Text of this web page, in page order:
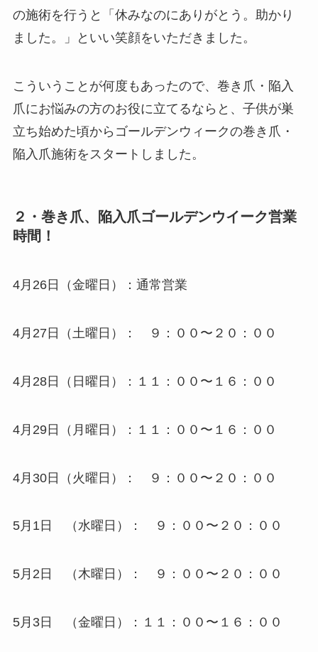
の施術を行うと「休みなのにありがとう。助かり
ました。」といい笑顔をいただきました。
こういうことが何度もあったので、巻き爪・陥入
爪にお悩みの方のお役に立てるならと、子供が巣
立ち始めた頃からゴールデンウィークの巻き爪・
陥入爪施術をスタートしました。
２・巻き爪、陥入爪ゴールデンウイーク営業
時間！
4月26日（金曜日）：通常営業
4月27日（土曜日）： ９：００〜２０：００
4月28日（日曜日）：１１：００〜１６：００
4月29日（月曜日）：１１：００〜１６：００
4月30日（火曜日）： ９：００〜２０：００
5月1日 （水曜日）： ９：００〜２０：００
5月2日 （木曜日）： ９：００〜２０：００
5月3日 （金曜日）：１１：００〜１６：００